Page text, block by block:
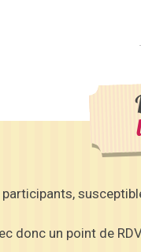
donc un point de